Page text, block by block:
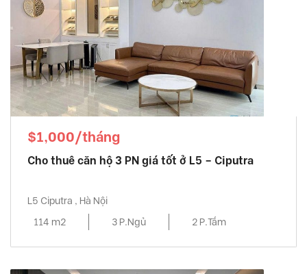
$1,000/tháng
Cho thuê căn hộ 3 PN giá tốt ở L5 – Ciputra
L5 Ciputra , Hà Nội
114 m2
3 P.Ngủ 2 P.Tắm